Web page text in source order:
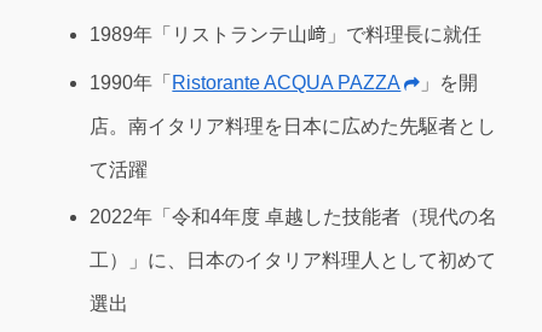
1989年「リストランテ山﨑」で料理長に就任
1990年「 Ristorante ACQUA PAZZA 」を開
店。南イタリア料理を日本に広めた先駆者とし
て活躍
2022年「令和4年度 卓越した技能者（現代の名
工）」に、日本のイタリア料理人として初めて
選出